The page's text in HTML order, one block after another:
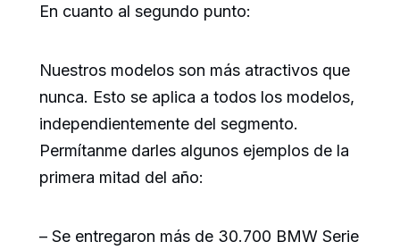
En cuanto al segundo punto:
Nuestros modelos son más atractivos que
nunca. Esto se aplica a todos los modelos,
independientemente del segmento.
Permítanme darles algunos ejemplos de la
primera mitad del año:
– Se entregaron más de 30.700 BMW Serie